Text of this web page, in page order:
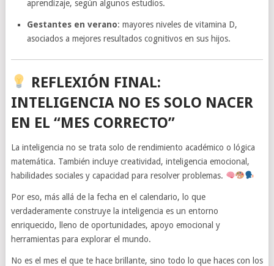
aprendizaje, según algunos estudios.
Gestantes en verano: mayores niveles de vitamina D,
asociados a mejores resultados cognitivos en sus hijos.
REFLEXIÓN FINAL:
INTELIGENCIA NO ES SOLO NACER
EN EL “MES CORRECTO”
La inteligencia no se trata solo de rendimiento académico o lógica
matemática. También incluye creatividad, inteligencia emocional,
habilidades sociales y capacidad para resolver problemas.
Por eso, más allá de la fecha en el calendario, lo que
verdaderamente construye la inteligencia es un entorno
enriquecido, lleno de oportunidades, apoyo emocional y
herramientas para explorar el mundo.
No es el mes el que te hace brillante, sino todo lo que haces con los